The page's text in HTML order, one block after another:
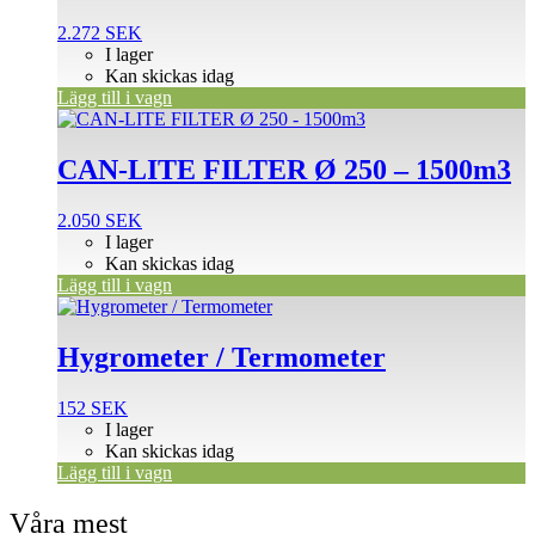
2.272 SEK
I lager
Kan skickas idag
Lägg till i vagn
CAN-LITE FILTER Ø 250 – 1500m3
2.050 SEK
I lager
Kan skickas idag
Lägg till i vagn
Hygrometer / Termometer
152 SEK
I lager
Kan skickas idag
Lägg till i vagn
Våra mest